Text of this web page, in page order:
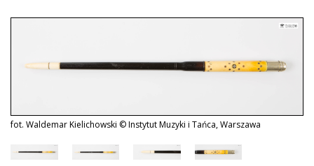
fot. Waldemar Kielichowski © Instytut Muzyki i Tańca, Warszawa